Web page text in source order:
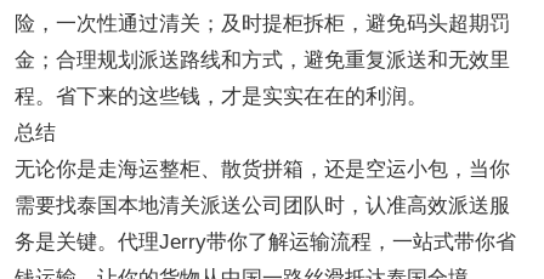
险，一次性通过清关；及时提柜拆柜，避免码头超期罚
金；合理规划派送路线和方式，避免重复派送和无效里
程。省下来的这些钱，才是实实在在的利润。
总结
无论你是走海运整柜、散货拼箱，还是空运小包，当你
需要找泰国本地清关派送公司团队时，认准高效派送服
务是关键。代理Jerry带你了解运输流程，一站式带你省